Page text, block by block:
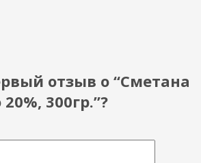
отзыв о “Сметана
300гр.”?